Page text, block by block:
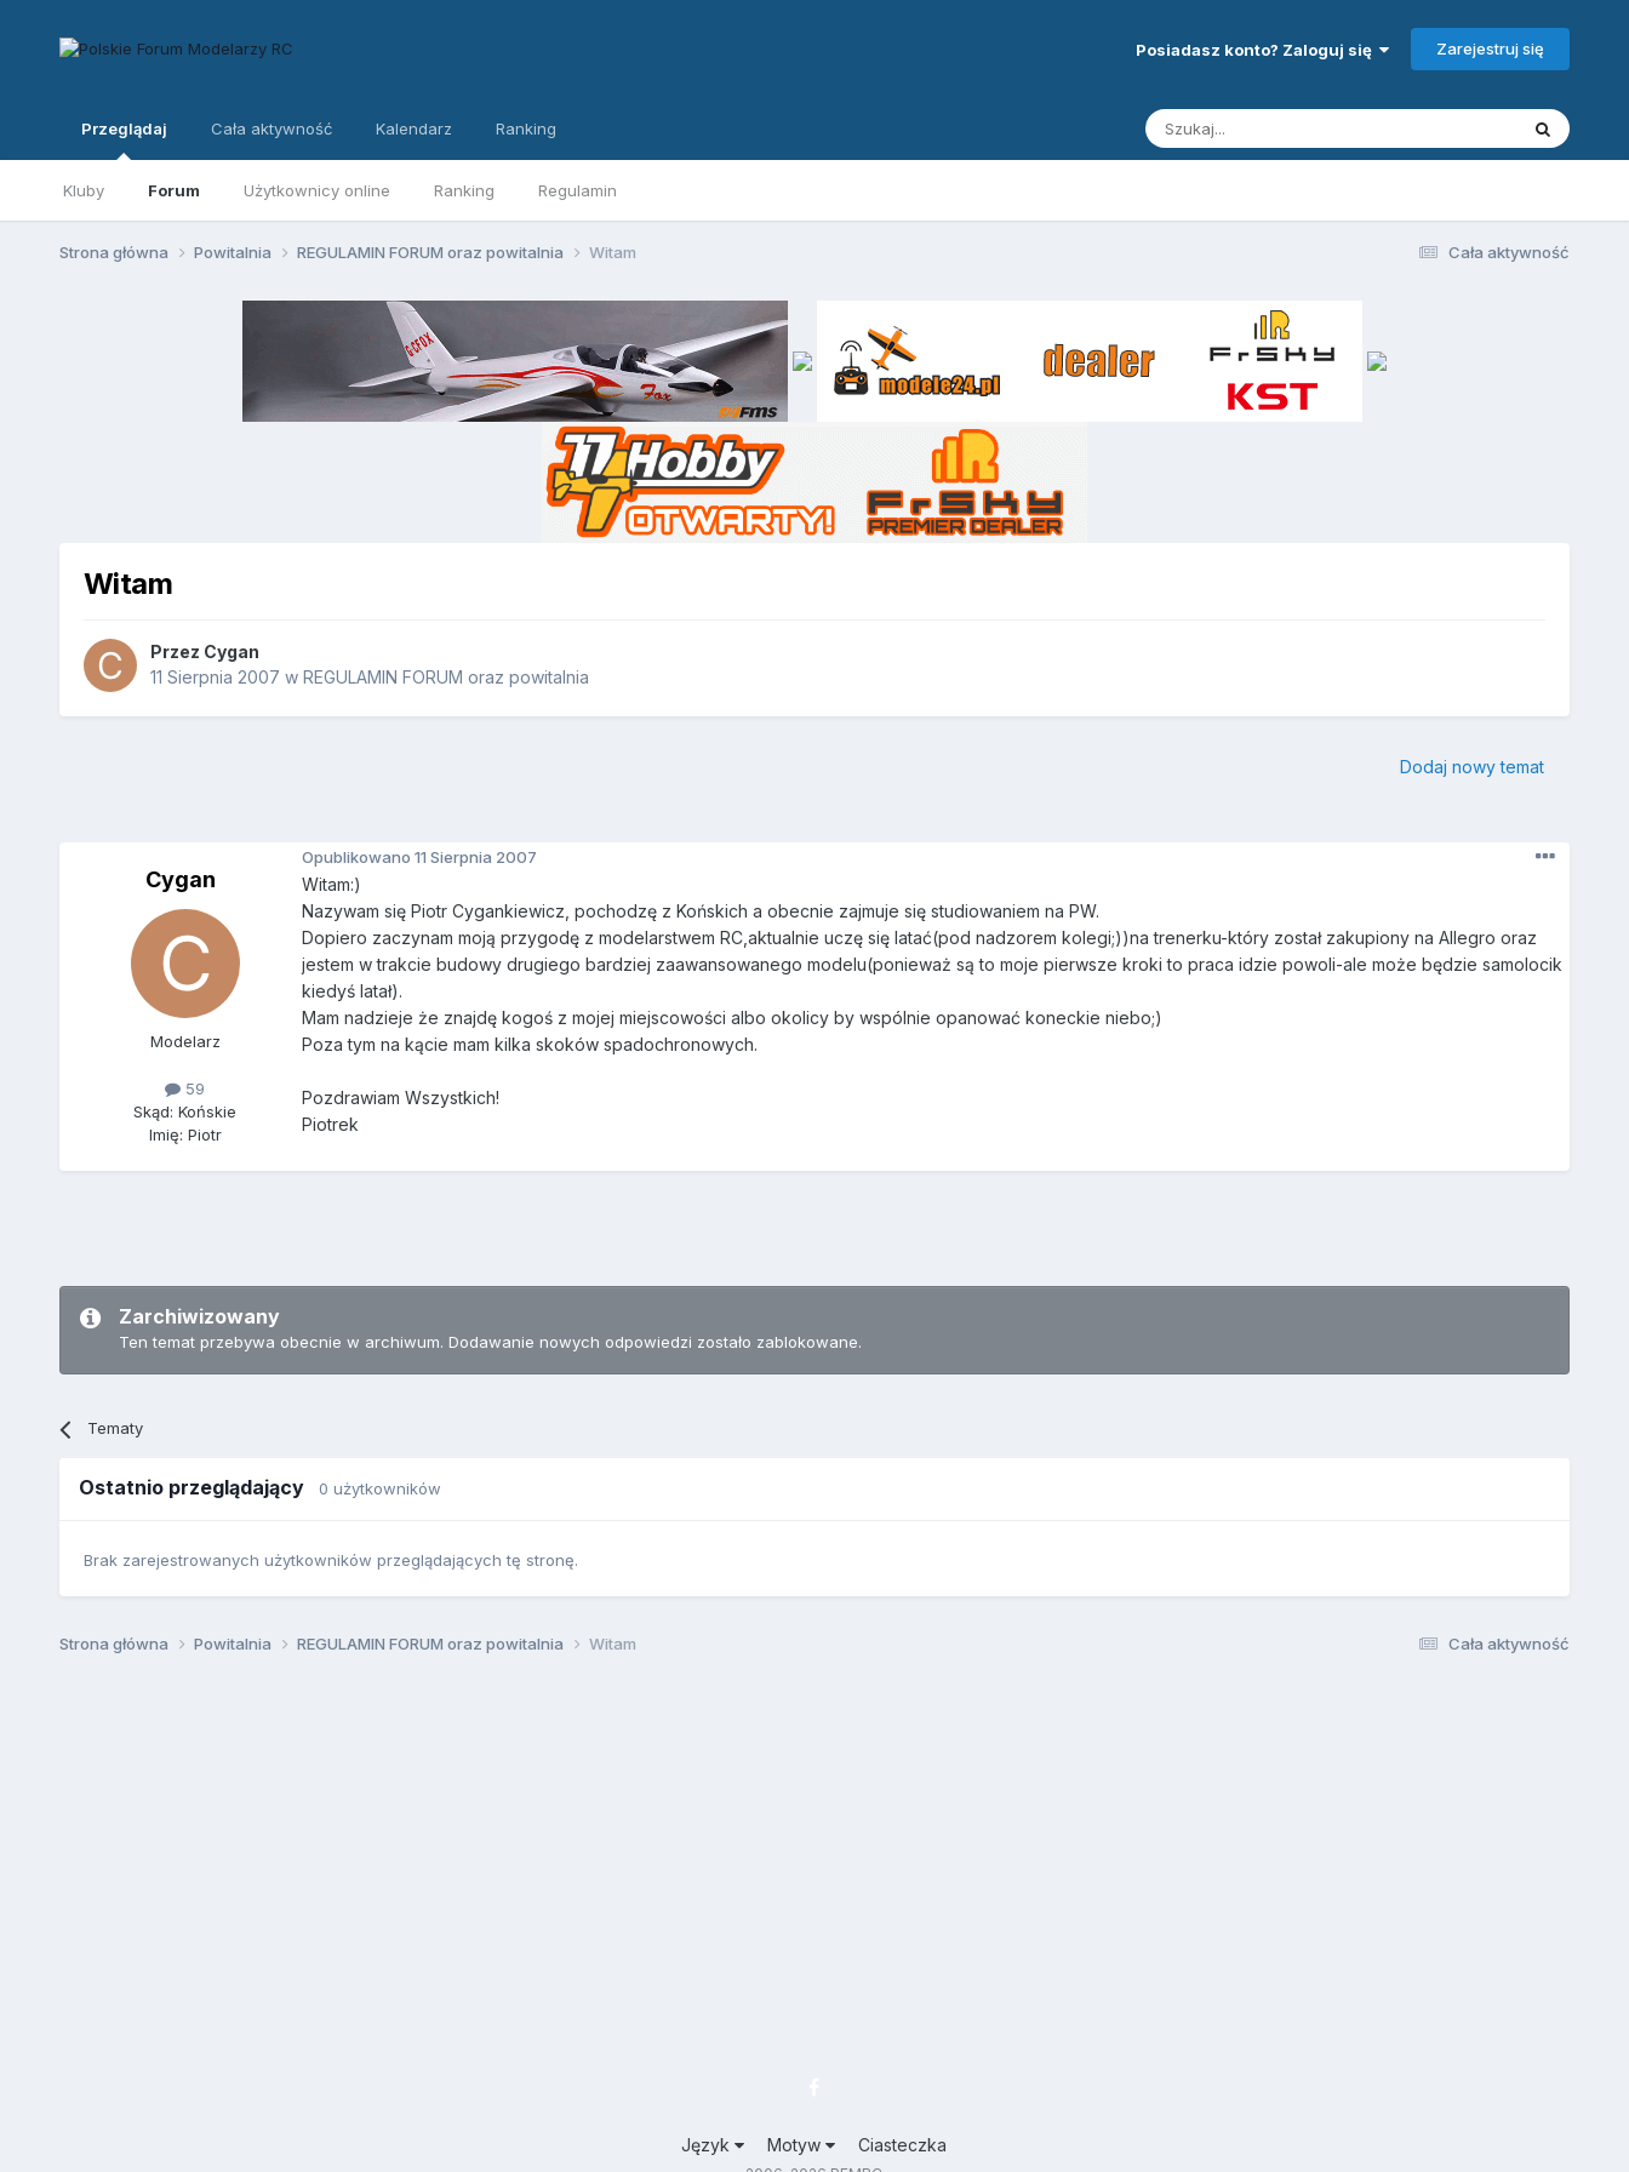
Posiadasz konto? Zaloguj się Zarejestruj się
Przeglądaj
Kluby Forum Użytkownicy online Ranking Regulamin
Cała aktywność Kalendarz Ranking
Cała aktywność
Strona główna Powitalnia REGULAMIN FORUM oraz powitalnia Witam
Witam
Przez Cygan
11 Sierpnia 2007 w REGULAMIN FORUM oraz powitalnia
Dodaj nowy temat
Cygan
Modelarz
59
Skąd: Końskie
Imię: Piotr
Opublikowano 11 Sierpnia 2007
Witam:)
Nazywam się Piotr Cygankiewicz, pochodzę z Końskich a obecnie zajmuje się studiowaniem na PW.
Dopiero zaczynam moją przygodę z modelarstwem RC,aktualnie uczę się latać(pod nadzorem kolegi;))na trenerku-który został zakupiony na Allegro oraz
jestem w trakcie budowy drugiego bardziej zaawansowanego modelu(ponieważ są to moje pierwsze kroki to praca idzie powoli-ale może będzie samolocik
kiedyś latał).
Mam nadzieje że znajdę kogoś z mojej miejscowości albo okolicy by wspólnie opanować koneckie niebo;)
Poza tym na kącie mam kilka skoków spadochronowych.
Pozdrawiam Wszystkich!
Piotrek
Zarchiwizowany
Ten temat przebywa obecnie w archiwum. Dodawanie nowych odpowiedzi zostało zablokowane.
Tematy
Ostatnio przeglądający 0 użytkowników
Brak zarejestrowanych użytkowników przeglądających tę stronę.
Cała aktywność
Strona główna Powitalnia REGULAMIN FORUM oraz powitalnia Witam
Język Motyw Ciasteczka